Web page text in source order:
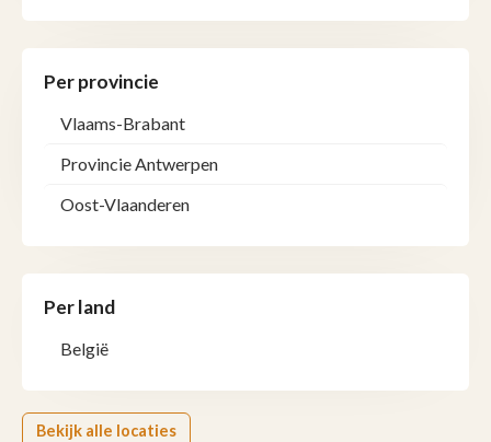
Per provincie
Vlaams-Brabant
Provincie Antwerpen
Oost-Vlaanderen
Per land
België
Bekijk alle locaties